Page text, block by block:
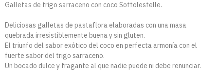
Galletas de trigo sarraceno con coco Sottolestelle.
Deliciosas galletas de pastaflora elaboradas con una masa
quebrada irresistiblemente buena y sin gluten.
El triunfo del sabor exótico del coco en perfecta armonía con el
fuerte sabor del trigo sarraceno.
Un bocado dulce y fragante al que nadie puede ni debe renunciar.